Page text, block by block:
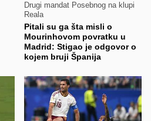
Drugi mandat Posebnog na klupi
Reala
Pitali su ga šta misli o
Mourinhovom povratku u
Madrid: Stigao je odgovor o
kojem bruji Španija